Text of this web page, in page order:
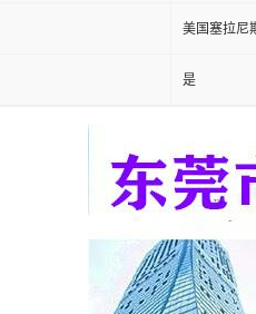
美国塞拉尼
是